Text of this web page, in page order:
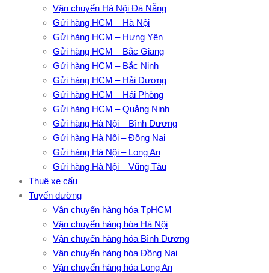
Vận chuyển Hà Nội Đà Nẵng
Gửi hàng HCM – Hà Nội
Gửi hàng HCM – Hưng Yên
Gửi hàng HCM – Bắc Giang
Gửi hàng HCM – Bắc Ninh
Gửi hàng HCM – Hải Dương
Gửi hàng HCM – Hải Phòng
Gửi hàng HCM – Quảng Ninh
Gửi hàng Hà Nội – Bình Dương
Gửi hàng Hà Nội – Đồng Nai
Gửi hàng Hà Nội – Long An
Gửi hàng Hà Nội – Vũng Tàu
Thuê xe cẩu
Tuyến đường
Vận chuyển hàng hóa TpHCM
Vận chuyển hàng hóa Hà Nội
Vận chuyển hàng hóa Bình Dương
Vận chuyển hàng hóa Đồng Nai
Vận chuyển hàng hóa Long An